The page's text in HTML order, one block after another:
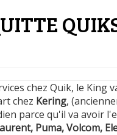
chez Quik, le King
chez Kering,
parce qu'il va avoir
Puma, Volcom,